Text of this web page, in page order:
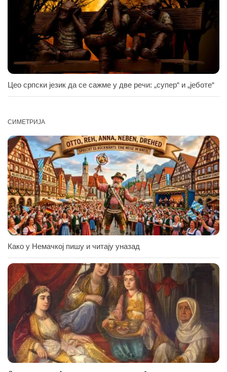
Цео српски језик да се сажме у две речи: „супер“ и „јеботе“
СИМЕТРИЈА
Како у Немачкој пишу и читају уназад